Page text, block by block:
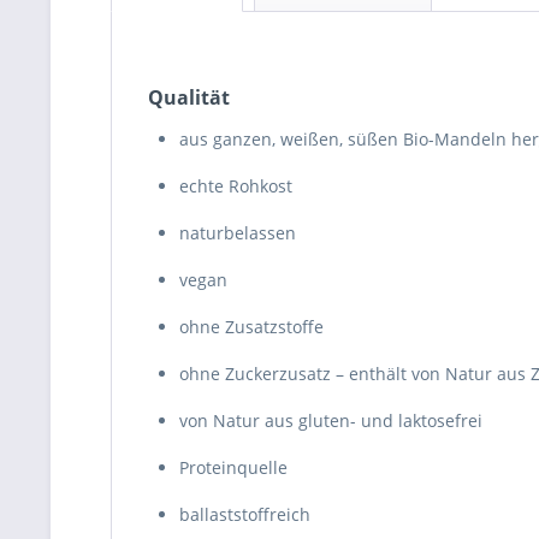
Qualität
aus ganzen, weißen, süßen Bio-Mandeln
echte Rohkost
naturbelassen
vegan
ohne Zusatzstoffe
ohne Zuckerzusatz – enthält von Natur aus
von Natur aus gluten- und laktosefrei
Proteinquelle
ballaststoffreich